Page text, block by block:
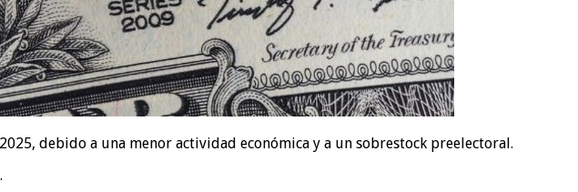
debido a una menor actividad económica y a un sobrestock preelectoral.